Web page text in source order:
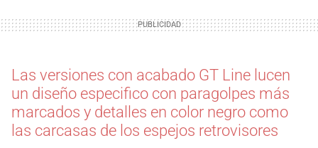
Las versiones con acabado GT Line lucen
un diseño especifico con paragolpes más
marcados y detalles en color negro como
las carcasas de los espejos retrovisores